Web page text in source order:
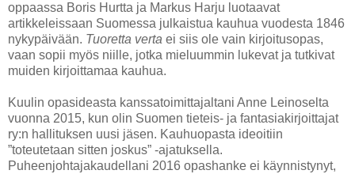
oppaassa Boris Hurtta ja Markus Harju luotaavat
artikkeleissaan Suomessa julkaistua kauhua vuodesta 1846
nykypäivään. Tuoretta verta ei siis ole vain kirjoitusopas,
vaan sopii myös niille, jotka mieluummin lukevat ja tutkivat
muiden kirjoittamaa kauhua.
Kuulin opasideasta kanssatoimittajaltani Anne Leinoselta
vuonna 2015, kun olin Suomen tieteis- ja fantasiakirjoittajat
ry:n hallituksen uusi jäsen. Kauhuopasta ideoitiin
”toteutetaan sitten joskus” -ajatuksella.
Puheenjohtajakaudellani 2016 opashanke ei käynnistynyt,